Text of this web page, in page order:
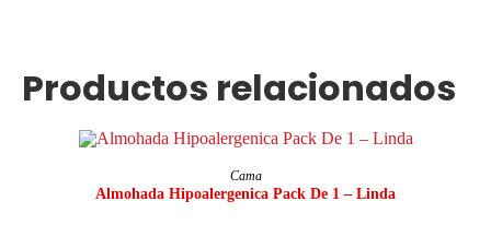
Productos relacionados
AÑADIR AL CARRITO
Cama
Almohada Hipoalergenica Pack De 1 – Linda